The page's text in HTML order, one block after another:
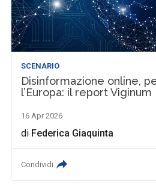
SCENARIO
Disinformazione online,
l’Europa: il report Viginum
16 Apr 2026
di Federica Giaquinta
Condividi